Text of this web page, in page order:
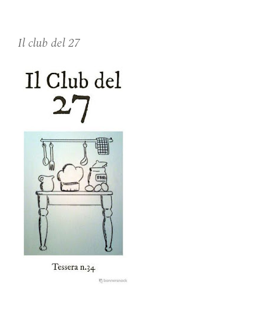
Il club del 27